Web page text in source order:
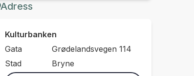
Adress
Kulturbanken
Gata
Grødelandsvegen 114
Stad
Bryne